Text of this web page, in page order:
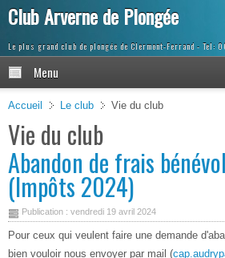
Club Arverne de Plongée
Le plus grand club de plongée de Clermont-Ferrand
Menu
Accueil Le club Vie du club
Vie du club
Abandon de frais
(Impôts 2024)
Publication : vendredi 19 avril 2024
Pour ceux qui veulent faire une demande
bien vouloir nous envoyer par mail (